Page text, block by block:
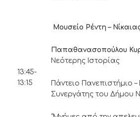
13:45-
13:15
Μουσείο Ρέντη –
Παπαθανασοπούλου
Νεότερης Ιστορίας
Πάντειο Πανεπιστήμιο –
Συνεργάτης του Δήμου